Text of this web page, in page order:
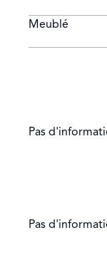
Meublé
Pas
Pas